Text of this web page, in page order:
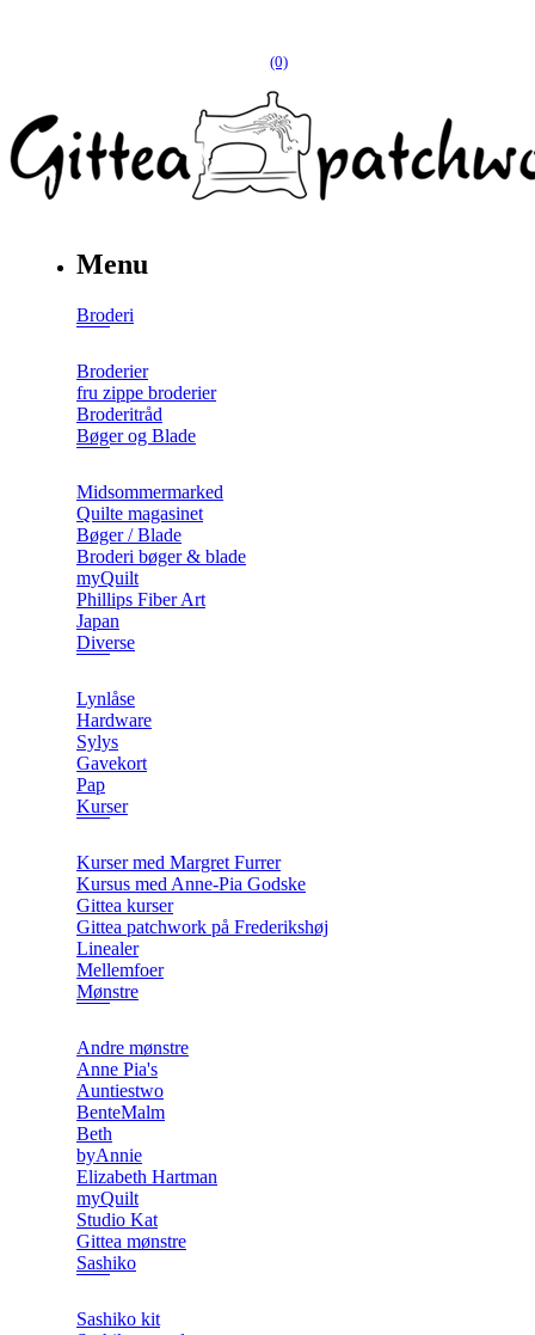
(0)
Menu
Broderi
Broderier
fru zippe broderier
Broderitråd
Bøger og Blade
Midsommermarked
Quilte magasinet
Bøger / Blade
Broderi bøger & blade
myQuilt
Phillips Fiber Art
Japan
Diverse
Lynlåse
Hardware
Sylys
Gavekort
Pap
Kurser
Kurser med Margret Furrer
Kursus med Anne-Pia Godske
Gittea kurser
Gittea patchwork på Frederikshøj
Linealer
Mellemfoer
Mønstre
Andre mønstre
Anne Pia's
Auntiestwo
BenteMalm
Beth
byAnnie
Elizabeth Hartman
myQuilt
Studio Kat
Gittea mønstre
Sashiko
Sashiko kit